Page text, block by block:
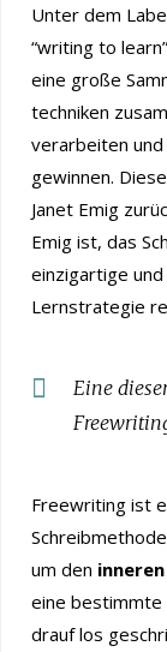
Unter dem
“writing to
eine große
techniken
verarbeiten und
gewinnen.
Janet Emig
Emig ist, das
einzigartige
Lernstrategie
Eine
Freewriting ist
um den
eine bestimmte
drauf los